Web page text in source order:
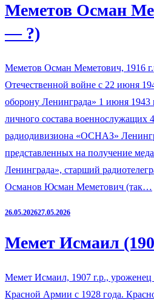
Меметов Осман
— ?)
Меметов Осман Меметович, 1916
Отечественной войне с 22 июня
оборону Ленинграда» 1 июня 1943
личного состава военнослужащих
радиодивизиона «ОСНАЗ»
представленных на получение
Ленинграда», старший
Османов Юсман Меметович (так…
26.05.202627.05.2026
Мемет Исмаил
Мемет Исмаил, 1907 г.р., уроженец
Красной Армии с 1928 года.